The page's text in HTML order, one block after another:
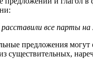
все парты
предложения могут
существительных,